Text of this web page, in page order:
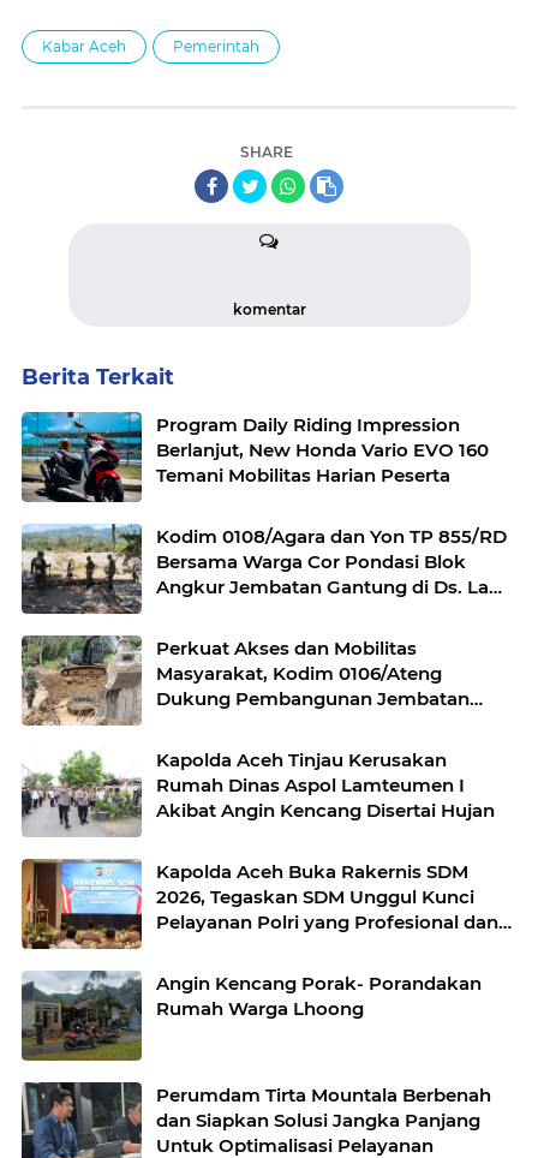
Kabar Aceh Pemerintah
SHARE
komentar
Berita Terkait
Program Daily Riding Impression
Berlanjut, New Honda Vario EVO 160
Temani Mobilitas Harian Peserta
Kodim 0108/Agara dan Yon TP 855/RD
Bersama Warga Cor Pondasi Blok
Angkur Jembatan Gantung di Ds. Lawe
Perkuat Akses dan Mobilitas
Masyarakat, Kodim 0106/Ateng
Dukung Pembangunan Jembatan
Kapolda Aceh Tinjau Kerusakan
Rumah Dinas Aspol Lamteumen I
Akibat Angin Kencang Disertai Hujan
Kapolda Aceh Buka Rakernis SDM
2026, Tegaskan SDM Unggul Kunci
Pelayanan Polri yang Profesional dan
Angin Kencang Porak- Porandakan
Rumah Warga Lhoong
Perumdam Tirta Mountala Berbenah
dan Siapkan Solusi Jangka Panjang
Untuk Optimalisasi Pelayanan